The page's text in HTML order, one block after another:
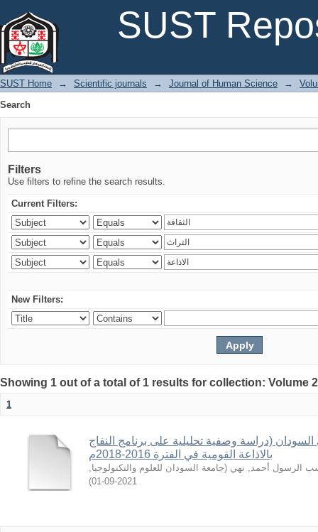
SUST
SUST Home → Scientific journals → Journal of Human Science →
Search
Filters
Use filters to refine the search results.
Current Filters:
New Filters:
Showing 1 out of a total of 1 results for collection: Volume
1
(دراسة وصفية تحليلية على برنامج النفاج
بالاذاعة القومية في الفترة 2016-2018م
الرسول أحمد, نهي (جامعة السودان للعلوم والتكنولوجيا,
2021-09-01
)